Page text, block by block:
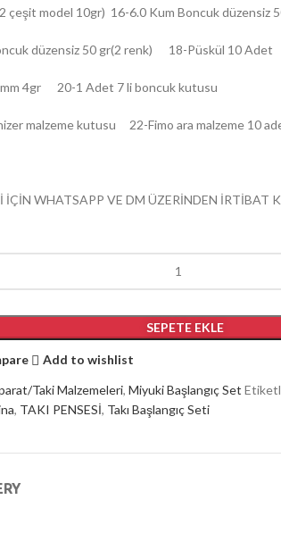
çeşit model 10gr) 16-6.0 Kum Boncuk düzensiz
düzensiz 50 gr(2 renk) 18-Püskül 10 Adet
4gr 20-1 Adet 7 li boncuk kutusu
malzeme kutusu 22-Fimo ara malzeme 10
İÇİN WHATSAPP VE DM ÜZERİNDEN İRTİBAT
SEPETE EKLE
Add to wishlist
Taki Malzemeleri, Miyuki Başlangıç Set
, TAKI PENSESİ, Takı Başlangıç Seti